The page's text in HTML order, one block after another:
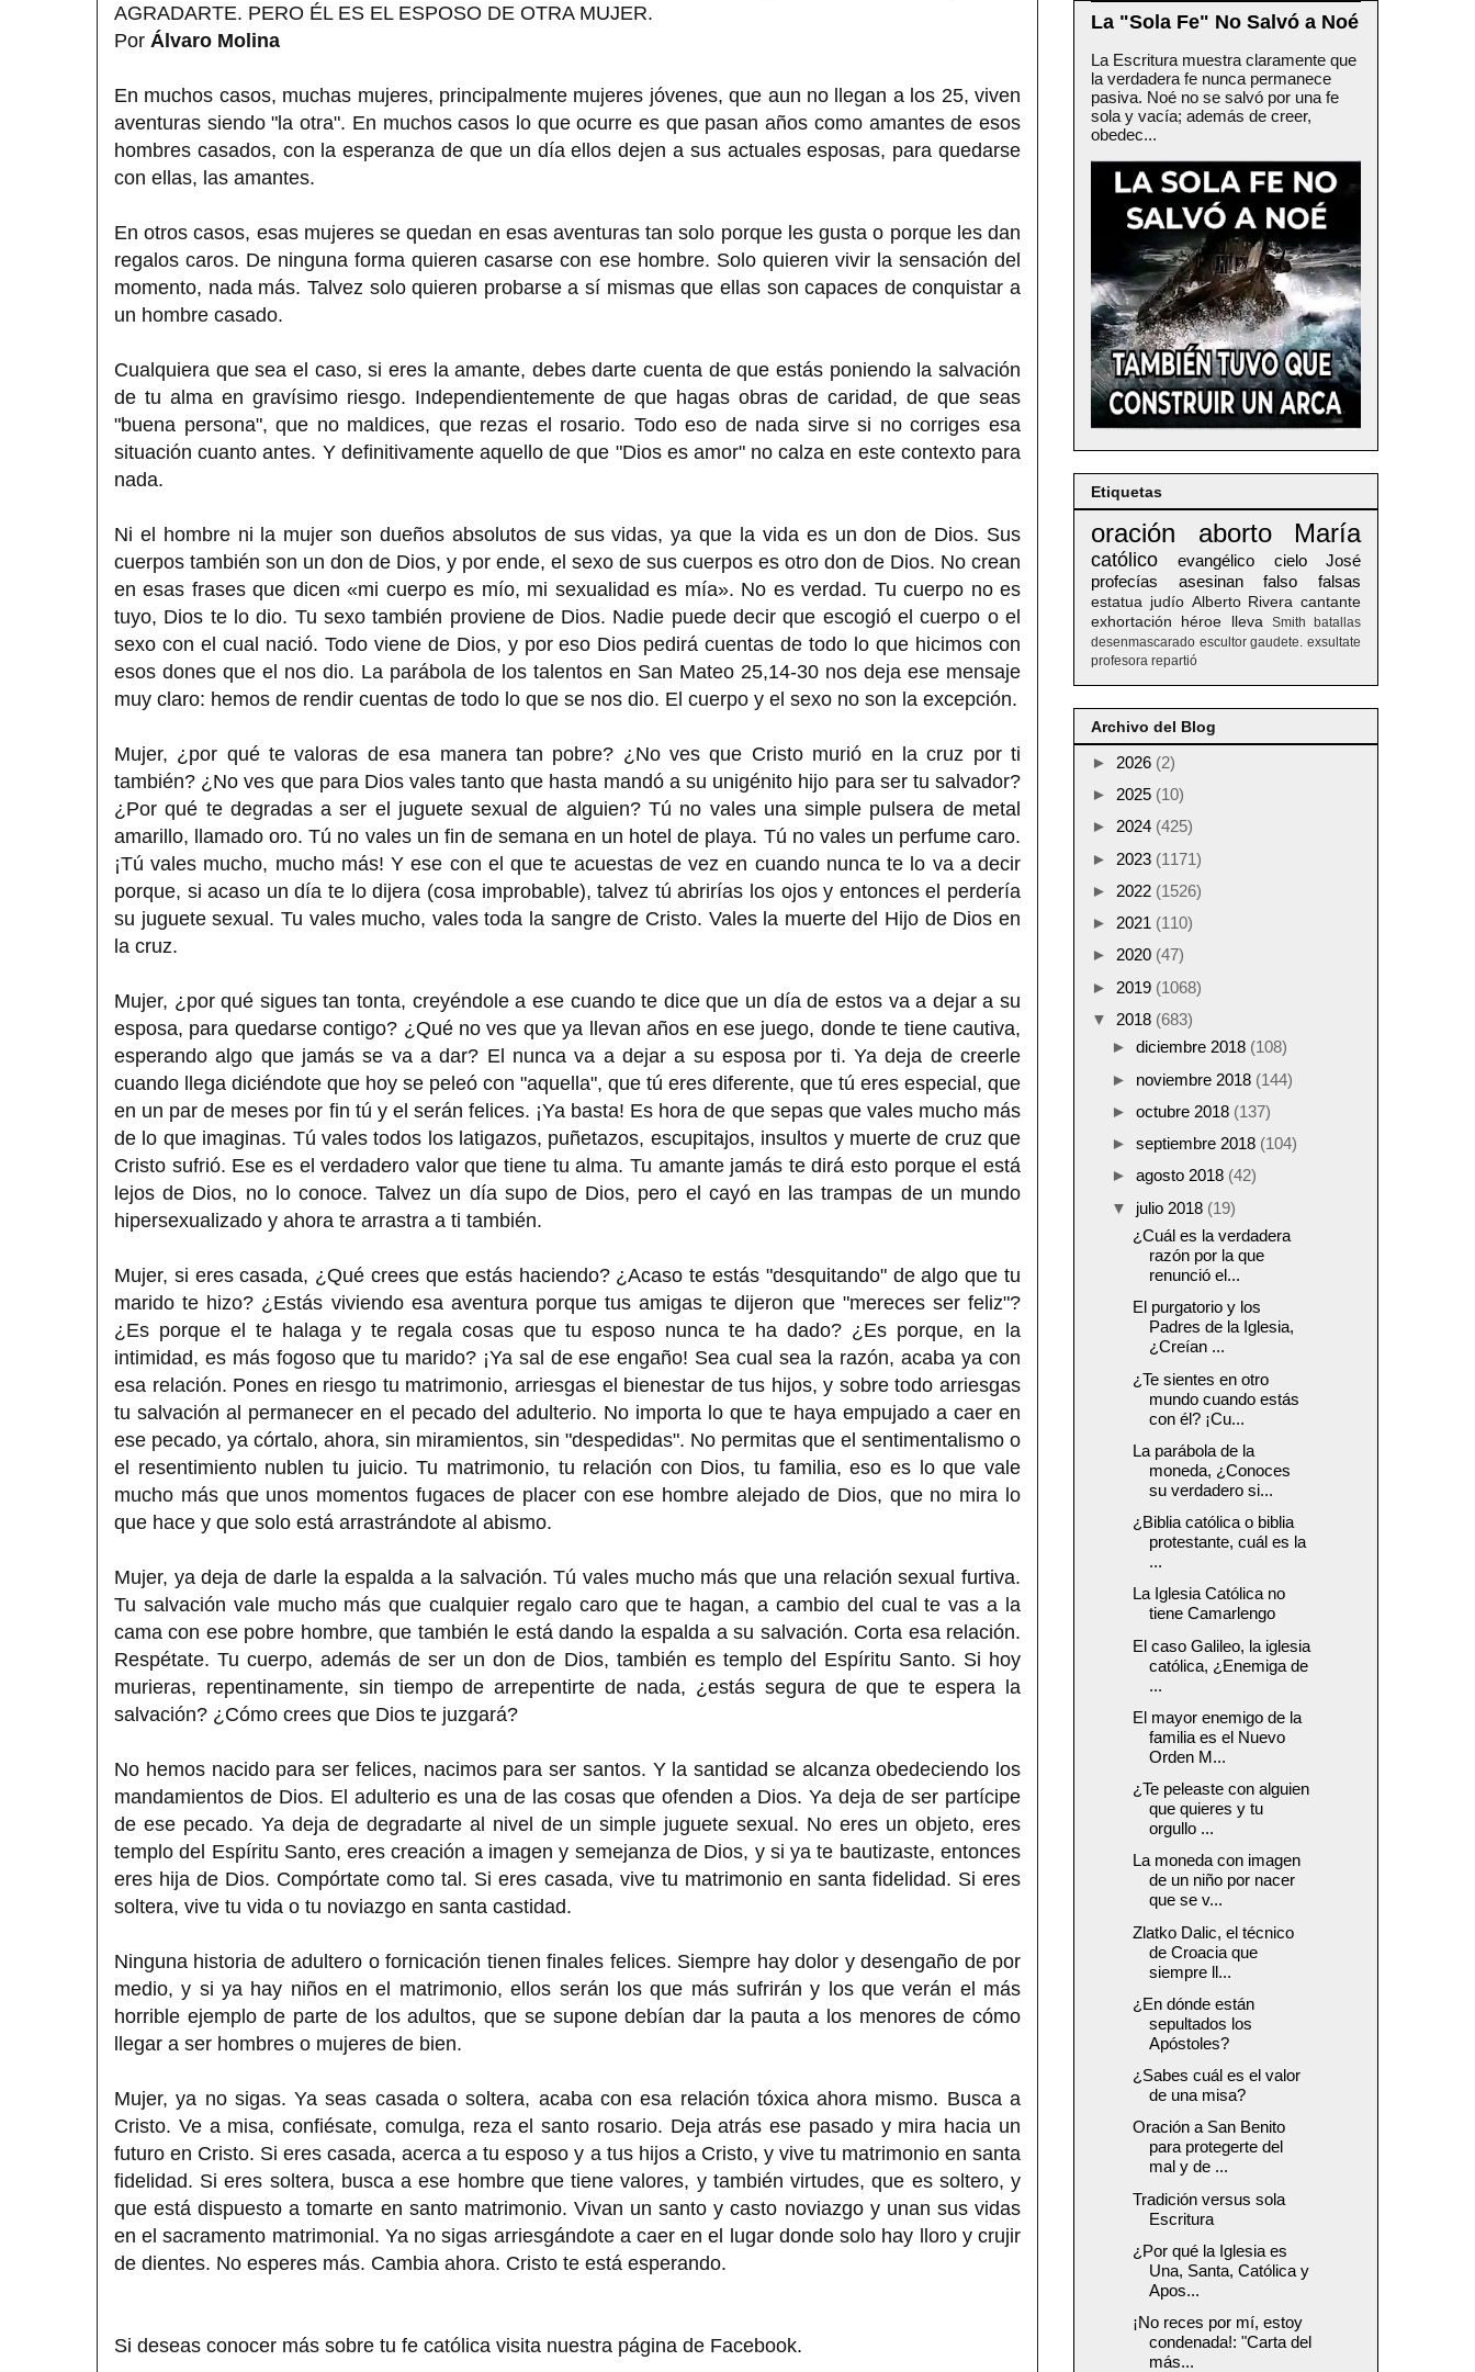
AGRADARTE. PERO ÉL ES EL ESPOSO DE OTRA MUJER.
Por Álvaro Molina
En muchos casos, muchas mujeres, principalmente mujeres jóvenes, que aun no llegan a los 25, viven
aventuras siendo "la otra". En muchos casos lo que ocurre es que pasan años como amantes de esos
hombres casados, con la esperanza de que un día ellos dejen a sus actuales esposas, para quedarse
con ellas, las amantes.
En otros casos, esas mujeres se quedan en esas aventuras tan solo porque les gusta o porque les dan
regalos caros. De ninguna forma quieren casarse con ese hombre. Solo quieren vivir la sensación del
momento, nada más. Talvez solo quieren probarse a sí mismas que ellas son capaces de conquistar a
un hombre casado.
Cualquiera que sea el caso, si eres la amante, debes darte cuenta de que estás poniendo la salvación
de tu alma en gravísimo riesgo. Independientemente de que hagas obras de caridad, de que seas
"buena persona", que no maldices, que rezas el rosario. Todo eso de nada sirve si no corriges esa
situación cuanto antes. Y definitivamente aquello de que "Dios es amor" no calza en este contexto para
nada.
Ni el hombre ni la mujer son dueños absolutos de sus vidas, ya que la vida es un don de Dios. Sus
cuerpos también son un don de Dios, y por ende, el sexo de sus cuerpos es otro don de Dios. No crean
en esas frases que dicen «mi cuerpo es mío, mi sexualidad es mía». No es verdad. Tu cuerpo no es
tuyo, Dios te lo dio. Tu sexo también proviene de Dios. Nadie puede decir que escogió el cuerpo o el
sexo con el cual nació. Todo viene de Dios, y por eso Dios pedirá cuentas de todo lo que hicimos con
esos dones que el nos dio. La parábola de los talentos en San Mateo 25,14-30 nos deja ese mensaje
muy claro: hemos de rendir cuentas de todo lo que se nos dio. El cuerpo y el sexo no son la excepción.
Mujer, ¿por qué te valoras de esa manera tan pobre? ¿No ves que Cristo murió en la cruz por ti
también? ¿No ves que para Dios vales tanto que hasta mandó a su unigénito hijo para ser tu salvador?
¿Por qué te degradas a ser el juguete sexual de alguien? Tú no vales una simple pulsera de metal
amarillo, llamado oro. Tú no vales un fin de semana en un hotel de playa. Tú no vales un perfume caro.
¡Tú vales mucho, mucho más! Y ese con el que te acuestas de vez en cuando nunca te lo va a decir
porque, si acaso un día te lo dijera (cosa improbable), talvez tú abrirías los ojos y entonces el perdería
su juguete sexual. Tu vales mucho, vales toda la sangre de Cristo. Vales la muerte del Hijo de Dios en
la cruz.
Mujer, ¿por qué sigues tan tonta, creyéndole a ese cuando te dice que un día de estos va a dejar a su
esposa, para quedarse contigo? ¿Qué no ves que ya llevan años en ese juego, donde te tiene cautiva,
esperando algo que jamás se va a dar? El nunca va a dejar a su esposa por ti. Ya deja de creerle
cuando llega diciéndote que hoy se peleó con "aquella", que tú eres diferente, que tú eres especial, que
en un par de meses por fin tú y el serán felices. ¡Ya basta! Es hora de que sepas que vales mucho más
de lo que imaginas. Tú vales todos los latigazos, puñetazos, escupitajos, insultos y muerte de cruz que
Cristo sufrió. Ese es el verdadero valor que tiene tu alma. Tu amante jamás te dirá esto porque el está
lejos de Dios, no lo conoce. Talvez un día supo de Dios, pero el cayó en las trampas de un mundo
hipersexualizado y ahora te arrastra a ti también.
Mujer, si eres casada, ¿Qué crees que estás haciendo? ¿Acaso te estás "desquitando" de algo que tu
marido te hizo? ¿Estás viviendo esa aventura porque tus amigas te dijeron que "mereces ser feliz"?
¿Es porque el te halaga y te regala cosas que tu esposo nunca te ha dado? ¿Es porque, en la
intimidad, es más fogoso que tu marido? ¡Ya sal de ese engaño! Sea cual sea la razón, acaba ya con
esa relación. Pones en riesgo tu matrimonio, arriesgas el bienestar de tus hijos, y sobre todo arriesgas
tu salvación al permanecer en el pecado del adulterio. No importa lo que te haya empujado a caer en
ese pecado, ya córtalo, ahora, sin miramientos, sin "despedidas". No permitas que el sentimentalismo o
el resentimiento nublen tu juicio. Tu matrimonio, tu relación con Dios, tu familia, eso es lo que vale
mucho más que unos momentos fugaces de placer con ese hombre alejado de Dios, que no mira lo
que hace y que solo está arrastrándote al abismo.
Mujer, ya deja de darle la espalda a la salvación. Tú vales mucho más que una relación sexual furtiva.
Tu salvación vale mucho más que cualquier regalo caro que te hagan, a cambio del cual te vas a la
cama con ese pobre hombre, que también le está dando la espalda a su salvación. Corta esa relación.
Respétate. Tu cuerpo, además de ser un don de Dios, también es templo del Espíritu Santo. Si hoy
murieras, repentinamente, sin tiempo de arrepentirte de nada, ¿estás segura de que te espera la
salvación? ¿Cómo crees que Dios te juzgará?
No hemos nacido para ser felices, nacimos para ser santos. Y la santidad se alcanza obedeciendo los
mandamientos de Dios. El adulterio es una de las cosas que ofenden a Dios. Ya deja de ser partícipe
de ese pecado. Ya deja de degradarte al nivel de un simple juguete sexual. No eres un objeto, eres
templo del Espíritu Santo, eres creación a imagen y semejanza de Dios, y si ya te bautizaste, entonces
eres hija de Dios. Compórtate como tal. Si eres casada, vive tu matrimonio en santa fidelidad. Si eres
soltera, vive tu vida o tu noviazgo en santa castidad.
Ninguna historia de adultero o fornicación tienen finales felices. Siempre hay dolor y desengaño de por
medio, y si ya hay niños en el matrimonio, ellos serán los que más sufrirán y los que verán el más
horrible ejemplo de parte de los adultos, que se supone debían dar la pauta a los menores de cómo
llegar a ser hombres o mujeres de bien.
Mujer, ya no sigas. Ya seas casada o soltera, acaba con esa relación tóxica ahora mismo. Busca a
Cristo. Ve a misa, confiésate, comulga, reza el santo rosario. Deja atrás ese pasado y mira hacia un
futuro en Cristo. Si eres casada, acerca a tu esposo y a tus hijos a Cristo, y vive tu matrimonio en santa
fidelidad. Si eres soltera, busca a ese hombre que tiene valores, y también virtudes, que es soltero, y
que está dispuesto a tomarte en santo matrimonio. Vivan un santo y casto noviazgo y unan sus vidas
en el sacramento matrimonial. Ya no sigas arriesgándote a caer en el lugar donde solo hay lloro y crujir
de dientes. No esperes más. Cambia ahora. Cristo te está esperando.
Si deseas conocer más sobre tu fe católica visita nuestra página de Facebook.
La "Sola Fe" No Salvó a Noé
La Escritura muestra claramente que
la verdadera fe nunca permanece
pasiva. Noé no se salvó por una fe
sola y vacía; además de creer,
obedec...
Etiquetas
oración aborto María
católico evangélico cielo
José
profecías
asesinan falso falsas
estatua judío Alberto Rivera cantante
exhortación
héroe lleva Smith
batallas
desenmascarado escultor gaudete. exsultate
profesora repartió
Archivo del Blog
► 2026 (2)
► 2025 (10)
► 2024 (425)
► 2023 (1171)
► 2022 (1526)
► 2021 (110)
► 2020 (47)
► 2019 (1068)
▼ 2018 (683)
► diciembre 2018 (108)
► noviembre 2018 (144)
► octubre 2018 (137)
► septiembre 2018 (104)
► agosto 2018 (42)
▼ julio 2018 (19)
¿Cuál es la verdadera
razón por la que
renunció el...
El purgatorio y los
Padres de la Iglesia,
¿Creían ...
¿Te sientes en otro
mundo cuando estás
con él? ¡Cu...
La parábola de la
moneda, ¿Conoces
su verdadero si...
¿Biblia católica o biblia
protestante, cuál es la
...
La Iglesia Católica no
tiene Camarlengo
El caso Galileo, la iglesia
católica, ¿Enemiga de
...
El mayor enemigo de la
familia es el Nuevo
Orden M...
¿Te peleaste con alguien
que quieres y tu
orgullo ...
La moneda con imagen
de un niño por nacer
que se v...
Zlatko Dalic, el técnico
de Croacia que
siempre ll...
¿En dónde están
sepultados los
Apóstoles?
¿Sabes cuál es el valor
de una misa?
Oración a San Benito
para protegerte del
mal y de ...
Tradición versus sola
Escritura
¿Por qué la Iglesia es
Una, Santa, Católica y
Apos...
¡No reces por mí, estoy
condenada!: "Carta del
más...